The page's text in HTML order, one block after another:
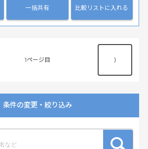
一括共有 比較リストに入れる
1 ⟩
条件の変更・絞り込み